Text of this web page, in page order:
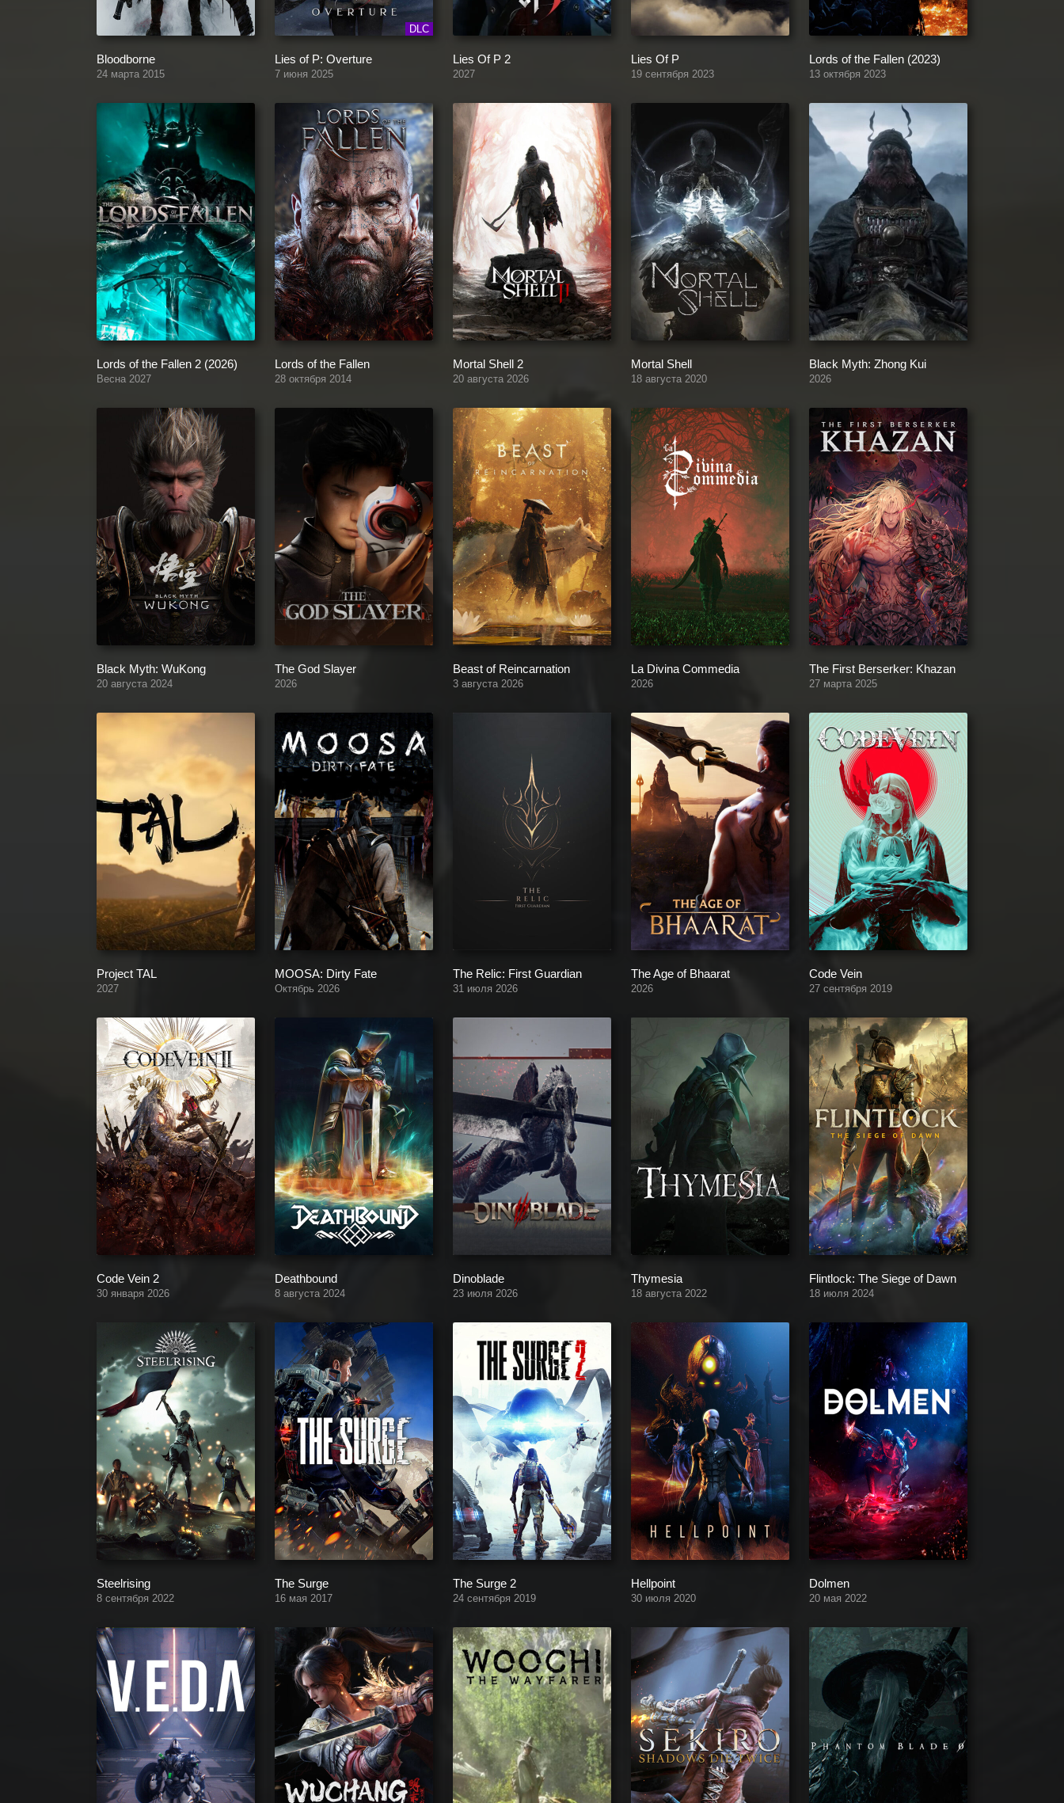
Bloodborne
24 марта 2015
DLC
Lies of P: Overture
7 июня 2025
Lies Of P 2
2027
Lies Of P
19 сентября 2023
Lords of the Fallen (2023)
13 октября 2023
Lords of the Fallen 2 (2026)
Весна 2027
Lords of the Fallen
28 октября 2014
Mortal Shell 2
20 августа 2026
Mortal Shell
18 августа 2020
Black Myth: Zhong Kui
2026
Black Myth: WuKong
20 августа 2024
The God Slayer
2026
Beast of Reincarnation
3 августа 2026
La Divina Commedia
2026
The First Berserker: Khazan
27 марта 2025
Project TAL
2027
MOOSA: Dirty Fate
Октябрь 2026
The Relic: First Guardian
31 июля 2026
The Age of Bhaarat
2026
Code Vein
27 сентября 2019
Code Vein 2
30 января 2026
Deathbound
8 августа 2024
Dinoblade
23 июля 2026
Thymesia
18 августа 2022
Flintlock: The Siege of Dawn
18 июля 2024
Steelrising
8 сентября 2022
The Surge
16 мая 2017
The Surge 2
24 сентября 2019
Hellpoint
30 июля 2020
Dolmen
20 мая 2022